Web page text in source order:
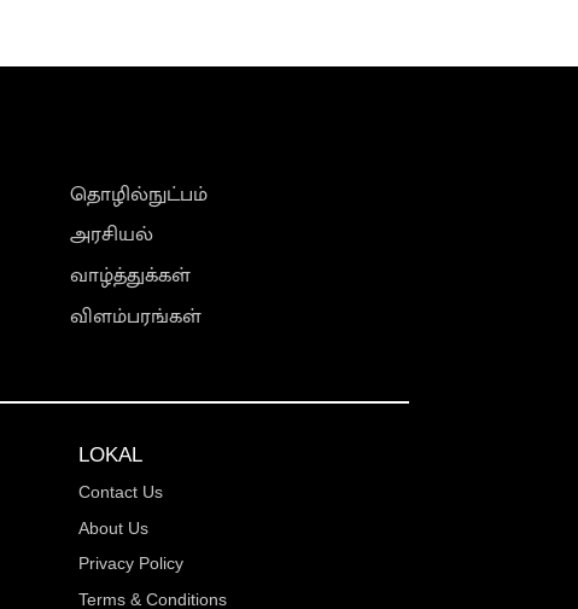
தொழில்நுட்பம்
அரசியல்
வாழ்த்துக்கள்
விளம்பரங்கள்
LOKAL
Contact Us
About Us
Privacy Policy
Terms & Conditions